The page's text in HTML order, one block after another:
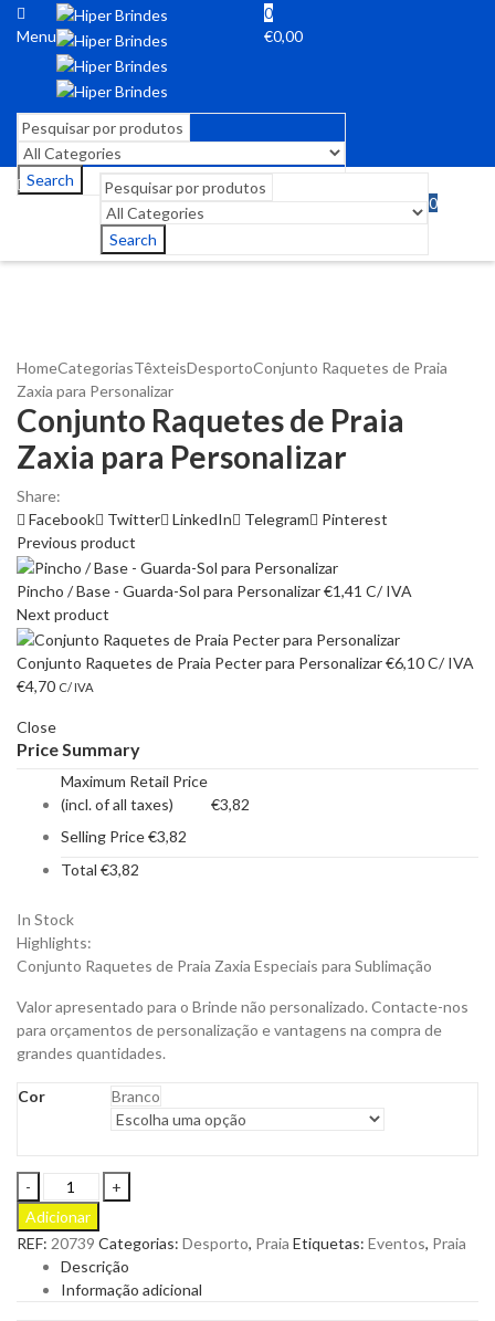
Menu
0
€0,00
Search
Search
0
HomeCategoriasTêxteisDesportoConjunto Raquetes de Praia
Zaxia para Personalizar
Conjunto Raquetes de Praia
Zaxia para Personalizar
Share:
Facebook
Twitter LinkedIn Telegram
Pinterest
Previous product
Pincho / Base - Guarda-Sol para Personalizar€1,41 C/ IVA
Next product
Conjunto Raquetes de Praia Pecter para Personalizar€6,10C/ IVA
€4,70 C/ IVA
Close
Price Summary
Maximum Retail Price
(incl. of all taxes)
€3,82
Selling Price€3,82
Total €3,82
In Stock
Highlights:
Conjunto Raquetes de Praia Zaxia Especiais para Sublimação
Valor apresentado para o Brinde não personalizado. Contacte-nos
para orçamentos de personalização e vantagens na compra de
grandes quantidades.
Cor Branco
Conjunto
Raquetes
de
Praia
Zaxia
para
Adicionar
REF: 20739 Categorias: Desporto, Praia Etiquetas: Eventos, Praia
Descrição
Informação adicional